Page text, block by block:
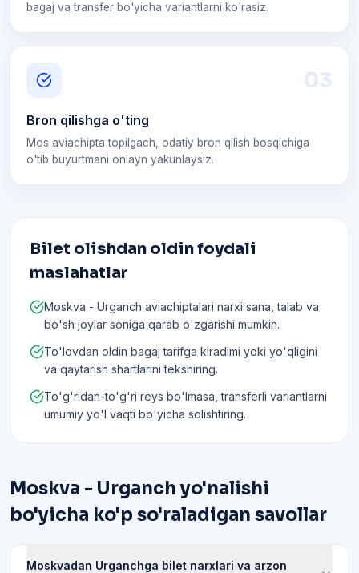
bagaj va transfer bo'yicha variantlarni ko'rasiz.
03
Bron qilishga o'ting
Mos aviachipta topilgach, odatiy bron qilish bosqichiga
o'tib buyurtmani onlayn yakunlaysiz.
Bilet olishdan oldin foydali
maslahatlar
Moskva - Urganch aviachiptalari narxi sana, talab va
bo'sh joylar soniga qarab o'zgarishi mumkin.
To'lovdan oldin bagaj tarifga kiradimi yoki yo'qligini
va qaytarish shartlarini tekshiring.
To'g'ridan-to'g'ri reys bo'lmasa, transferli variantlarni
umumiy yo'l vaqti bo'yicha solishtiring.
Moskva - Urganch yo'nalishi
bo'yicha ko'p so'raladigan savollar
Moskvadan Urganchga bilet narxlari va arzon